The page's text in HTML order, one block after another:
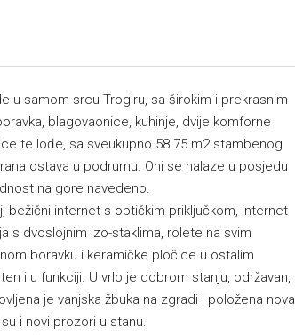
u samom srcu Trogiru, sa širokim i prekrasnim
blagovaonice, kuhinje, dvije komforne
te lođe, sa sveukupno 58.75 m2 stambenog
ostava u podrumu. Oni se nalaze u posjedu
na gore navedeno.
bežični internet s optičkim priključkom, internet
s dvoslojnim izo-staklima, rolete na svim
boravku i keramičke pločice u ostalim
i u funkciji. U vrlo je dobrom stanju, održavan,
je vanjska žbuka na zgradi i položena nova
i novi prozori u stanu.